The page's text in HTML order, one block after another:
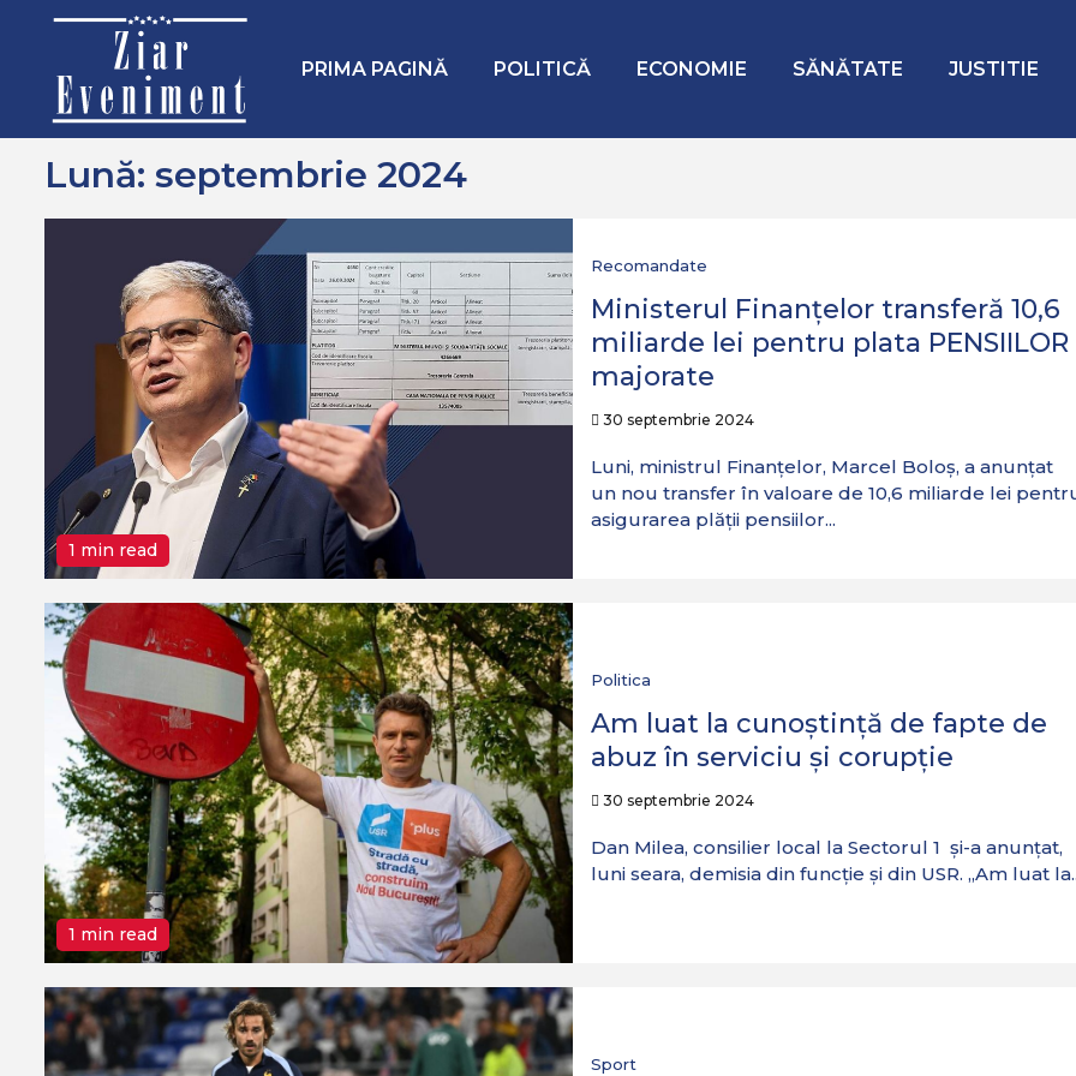
PRIMA PAGINĂ POLITICĂ ECONOMIE SĂNĂTATE JUSTITIE
2024
Lună: septembrie 2024
1 min read
Recomandate
Ministerul Finanțelor transferă 10,6
miliarde lei pentru plata PENSIILOR
majorate
30 septembrie 2024
Luni, ministrul Finanțelor, Marcel Boloș, a anunțat
un nou transfer în valoare de 10,6 miliarde lei
asigurarea plății pensiilor...
1 min read
Politica
Am luat la cunoștință de fapte de
abuz în serviciu și corupție
30 septembrie 2024
Dan Milea, consilier local la Sectorul 1 și-a anunțat,
luni seara, demisia din funcție și din USR. „Am luat
Sport